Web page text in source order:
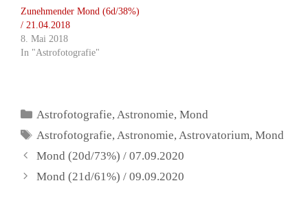
Zunehmender Mond (6d/38%)
/ 21.04.2018
8. Mai 2018
In "Astrofotografie"
Kategorien
Astrofotografie,Astronomie,Mond
Schlagwörter
Astrofotografie,Astronomie,Astrovatorium,Mond
Mond (20d/73%) / 07.09.2020
Mond (21d/61%) / 09.09.2020